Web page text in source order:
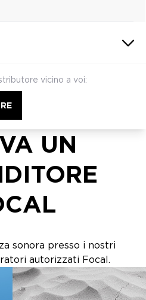
vicino a voi:
UN
sonora presso i nostri
autorizzati Focal.